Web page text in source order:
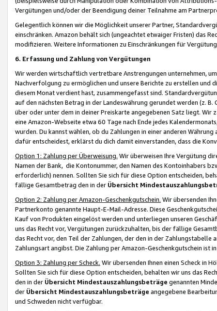
Vergütungen und/oder der Beendigung deiner Teilnahme am
Gelegentlich können wir die Möglichkeit unserer Partner,
einschränken. Amazon behält sich (ungeachtet etwaiger Fristen) das
modifizieren. Weitere Informationen zu Einschränkungen für
6. Erfassung und Zahlung von Vergütungen
Wir werden wirtschaftlich vertretbare Anstrengungen unternehmen,
Nachverfolgung zu ermöglichen und unsere Berichte zu erstellen und
diesem Monat verdient hast, zusammengefasst sind.
auf den nächsten Betrag in der Landeswährung gerundet werden (z.
über oder unter dem in deiner Preiskarte angegebenen Satz liegt.
eine Amazon-Webseite etwa 60 Tage nach Ende jedes
wurden. Du kannst wählen, ob du Zahlungen in einer anderen
dafür entscheidest, erklärst du dich damit einverstanden, dass die
Option 1: Zahlung per Überweisung. Wir überweisen Ihre Vergütung
Namen der Bank, die Kontonummer, den Namen des Kontoinhabers
erforderlich) nennen. Sollten Sie sich für diese Option entscheiden,
fällige Gesamtbetrag den in der Übersicht
Option 2: Zahlung per Amazon-Geschenkgutschein. Wir übersenden
Partnerkonto genannte Haupt-E-Mail-Adresse. Diese
Kauf von Produkten eingelöst werden und unterliegen unseren
uns das Recht vor, Vergütungen zurückzuhalten, bis der fällige
das Recht vor, den Teil der Zahlungen, der den in der
Zahlungsart angibst. Die Zahlung per Amazon-Geschenkgutschein ist
Option 3: Zahlung per Scheck. Wir übersenden Ihnen einen Scheck in
Sollten Sie sich für diese Option entscheiden, behalten wir uns das
den in der Übersicht Mindestauszahlungsbeträge genannten
der Übersicht Mindestauszahlungsbeträge angegebene
und Schweden nicht verfügbar.